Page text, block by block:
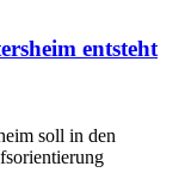
entsteht
soll in den